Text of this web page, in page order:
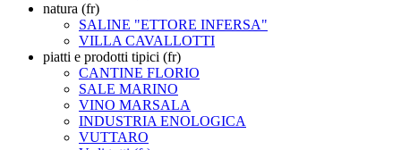
natura (fr)
SALINE "ETTORE INFERSA"
VILLA CAVALLOTTI
piatti e prodotti tipici (fr)
CANTINE FLORIO
SALE MARINO
VINO MARSALA
INDUSTRIA ENOLOGICA
VUTTARO